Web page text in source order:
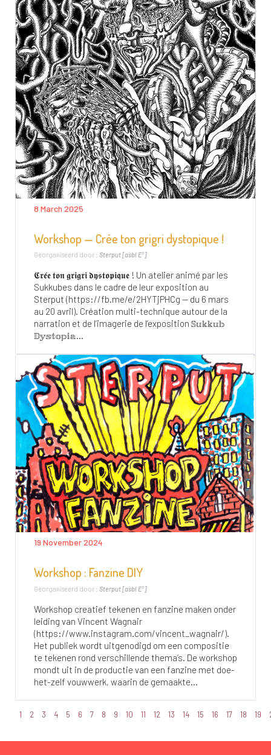
8 March 2025
Workshop — Crée ton grigri dystopique !
Georganiseerd door : Sterput [asbl E²]
𝕮𝖗𝖊́𝖊 𝖙𝖔𝖓 𝖌𝖗𝖎𝖌𝖗𝖎 𝖉𝖞𝖘𝖙𝖔𝖕𝖎𝖖𝖚𝖊 ! Un atelier animé par les
Sukkubes dans le cadre de leur exposition au
Sterput (https://fb.me/e/2HYTjPHCg — du 6 mars
au 20 avril). Création multi-technique autour de la
narration et de l’imagerie de l’exposition 𝕊𝕦𝕜𝕜𝕦𝕓
𝔻𝕪𝕤𝕥𝕠𝕡𝕚𝕒...
19 November 2024
Workshop : Fanzine DIY
Georganiseerd door : Sterput [asbl E²]
Workshop creatief tekenen en fanzine maken onder
leiding van Vincent Wagnair
(https://www.instagram.com/vincent_wagnair/).
Het publiek wordt uitgenodigd om een compositie
te tekenen rond verschillende thema’s. De workshop
mondt uit in de productie van een fanzine met doe-
het-zelf vouwwerk, waarin de gemaakte...
1 2 3 4 5 6 7 8 9 10 11 12 13 14 15 16 17 18 19